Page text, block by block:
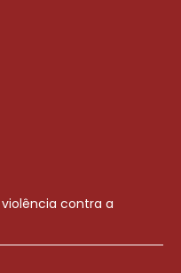
contra a